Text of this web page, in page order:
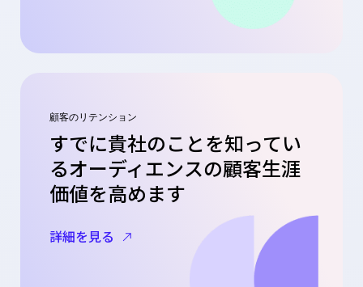
顧客のリテンション
すでに貴社のことを知ってい
るオーディエンスの顧客生涯
価値を高めます
詳細を見る